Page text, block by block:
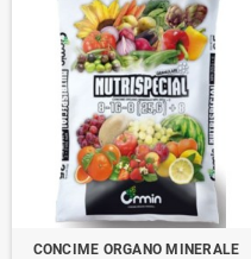
CONCIME ORGANO MINERALE